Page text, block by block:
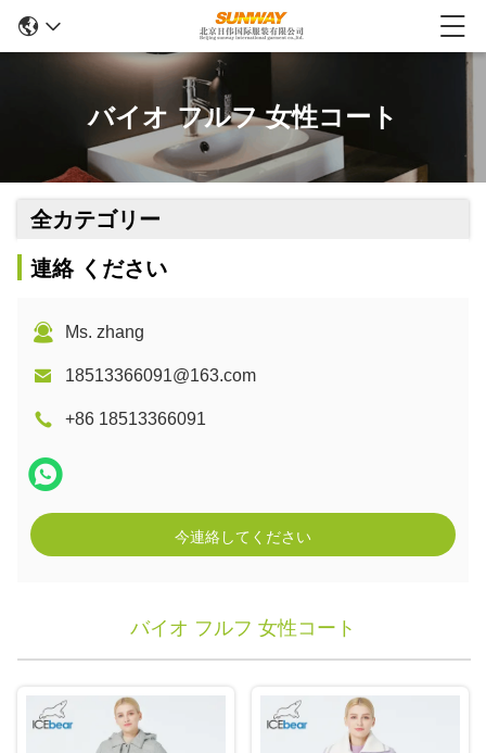
バイオ フルフ 女性コート
全カテゴリー
連絡 ください
Ms. zhang
18513366091@163.com
+86 18513366091
今連絡してください
バイオ フルフ 女性コート